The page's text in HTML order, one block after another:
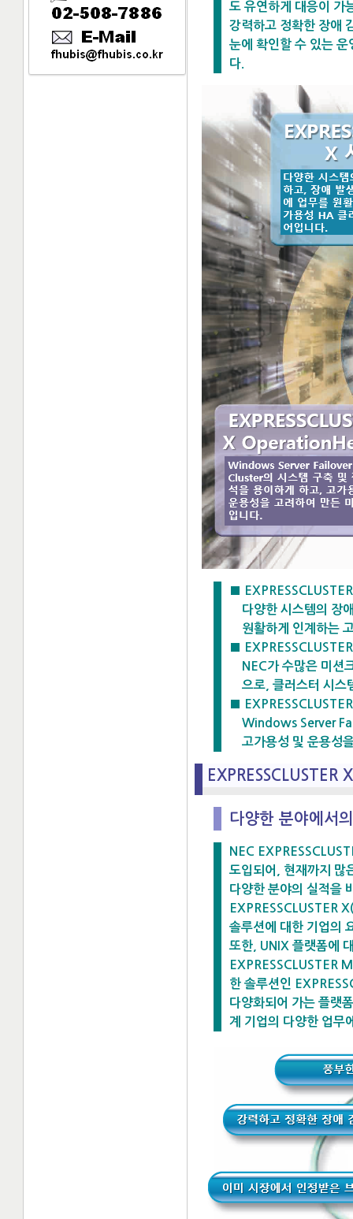
도 유연하게 대응이 가
강력하고 정확한 장애
눈에 확인할 수 있는
다.
■
다양한 시스템의 장
원활하게 인계하는
■
NEC가 수많은 미션
으로, 클러스터 시스
■
Windows Server
고가용성 및 운용성
EXPRESSCLUSTER
다양한 분야에서
NEC
도입되어, 현재까지 많
다양한 분야의 실적을
EXPRESSCLUSTER
솔루션에 대한 기업의
또한, UNIX 플랫폼에
EXPRESSCLUSTER
한 솔루션인
다양화되어 가는 플랫
계 기업의 다양한 업무